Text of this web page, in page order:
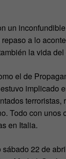
un
a lo
la vida
el de
implicado
Todo con unos
en Italia.
sábado 22 de